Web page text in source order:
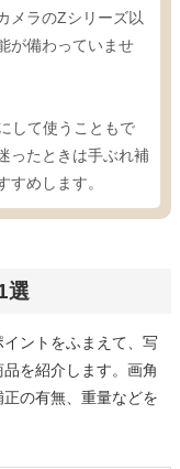
メラのZシリーズ以
が備わっていませ
して使うこともで
ったときは手ぶれ補
めします。
選
ントをふまえて、写
を紹介します。画角
正の有無、重量などを